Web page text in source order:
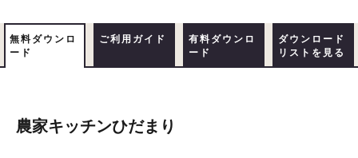
無料ダウンロ
ード
ご利用ガイド
有料ダウンロ
ード
ダウンロード
リストを見る
農家キッチンひだまり